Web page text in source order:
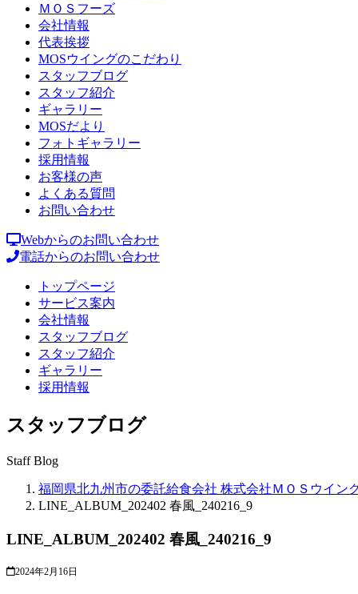
ＭＯＳフーズ
会社情報
代表挨拶
MOSウイングのこだわり
スタッフブログ
スタッフ紹介
ギャラリー
MOSだより
フォトギャラリー
採用情報
お客様の声
よくある質問
お問い合わせ
Webからのお問い合わせ
電話からのお問い合わせ
トップページ
サービス案内
会社情報
スタッフブログ
スタッフ紹介
ギャラリー
採用情報
スタッフブログ
Staff Blog
福岡県北九州市の委託給食会社 株式会社ＭＯＳウイン
LINE_ALBUM_202402 春風_240216_9
LINE_ALBUM_202402 春風_240216_9
2024年2月16日